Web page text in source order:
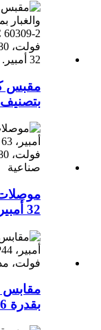
بتصنيف IP44 و IP67 EN/IEC ...
32 أمبير، 63 أمبير، 125 أمبير، 2...
بقدرة 16 أمبير، تصنيف حماية IP44...